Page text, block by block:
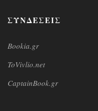
ΣΥΝΔΕΣΕΙΣ
Bookia.gr
ToVivlio.net
CaptainBook.gr